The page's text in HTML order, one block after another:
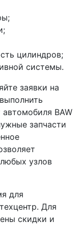
цилиндров;
системы.
заявки на
BAW
запчасти
узлов
для
Для
скидки и